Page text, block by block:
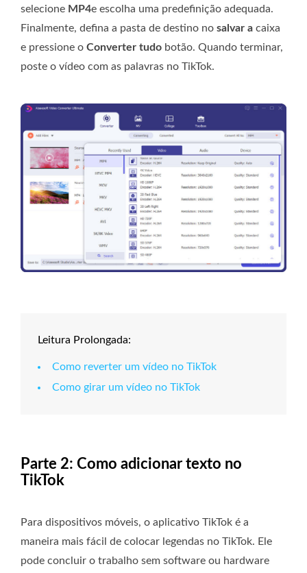
selecione MP4e escolha uma predefinição adequada.
Finalmente, defina a pasta de destino no salvar a caixa
e pressione o Converter tudo botão. Quando terminar,
poste o vídeo com as palavras no TikTok.
Leitura Prolongada:
Como reverter um vídeo no TikTok
Como girar um vídeo no TikTok
Parte 2: Como adicionar texto no
TikTok
Para dispositivos móveis, o aplicativo TikTok é a
maneira mais fácil de colocar legendas no TikTok. Ele
pode concluir o trabalho sem software ou hardware